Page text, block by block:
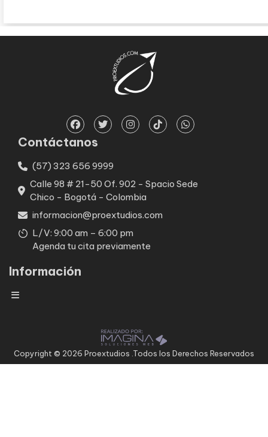
Contáctanos
(57) 323 656 9999
Calle 98 # 21-50 Of. 902 - Spacio Sede
Chico - Bogotá - Colombia
informacion@proextudios.com
L/V: 9:00 am – 6:00 pm
Agenda tu cita previamente
Información
Copyright © 2026 Proextudios .Todos los Derechos Reservados